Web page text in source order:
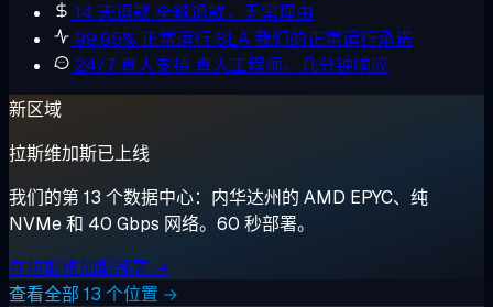
14 天退款全额退款，无需理由
99.95% 正常运行 SLA我们的正常运行承诺
24/7 真人支持 真人工程师，几分钟响应
新区域
拉斯维加斯已上线
我们的第 13 个数据中心：内华达州的 AMD EPYC、纯
NVMe 和 40 Gbps 网络。60 秒部署。
在拉斯维加斯部署 →
查看全部 13 个位置 →